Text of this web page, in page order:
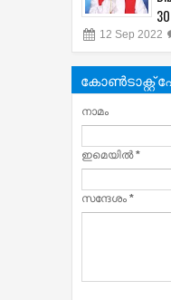
12 Sep 2022
കോൺടാക്റ്റ്
നാമം
ഇമെയില്‍*
സന്ദേശം *